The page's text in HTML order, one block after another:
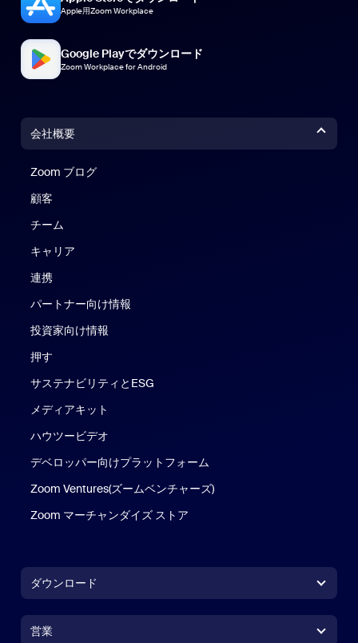
Apple用Zoom Workplace
Google Playでダウンロード
Zoom Workplace for Android
会社概要
Zoom ブログ
顧客
チーム
キャリア
連携
パートナー向け情報
投資家向け情報
押す
サステナビリティとESG
メディアキット
ハウツービデオ
デベロッパー向けプラットフォーム
Zoom Ventures(ズームベンチャーズ)
Zoom マーチャンダイズ ストア
ダウンロード
営業